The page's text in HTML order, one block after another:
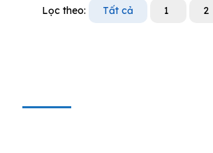
Lọc theo: Tất cả 1 2